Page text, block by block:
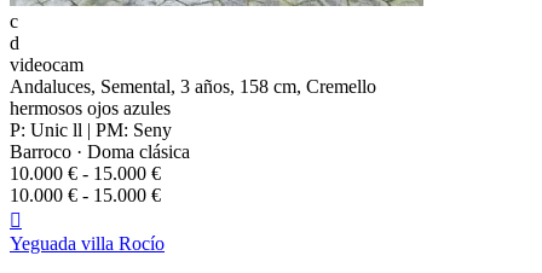
c
d
videocam
Andaluces, Semental, 3 años, 158 cm, Cremello
hermosos ojos azules
P: Unic ll | PM: Seny
Barroco · Doma clásica
10.000 € - 15.000 €
10.000 € - 15.000 €

Yeguada villa Rocío